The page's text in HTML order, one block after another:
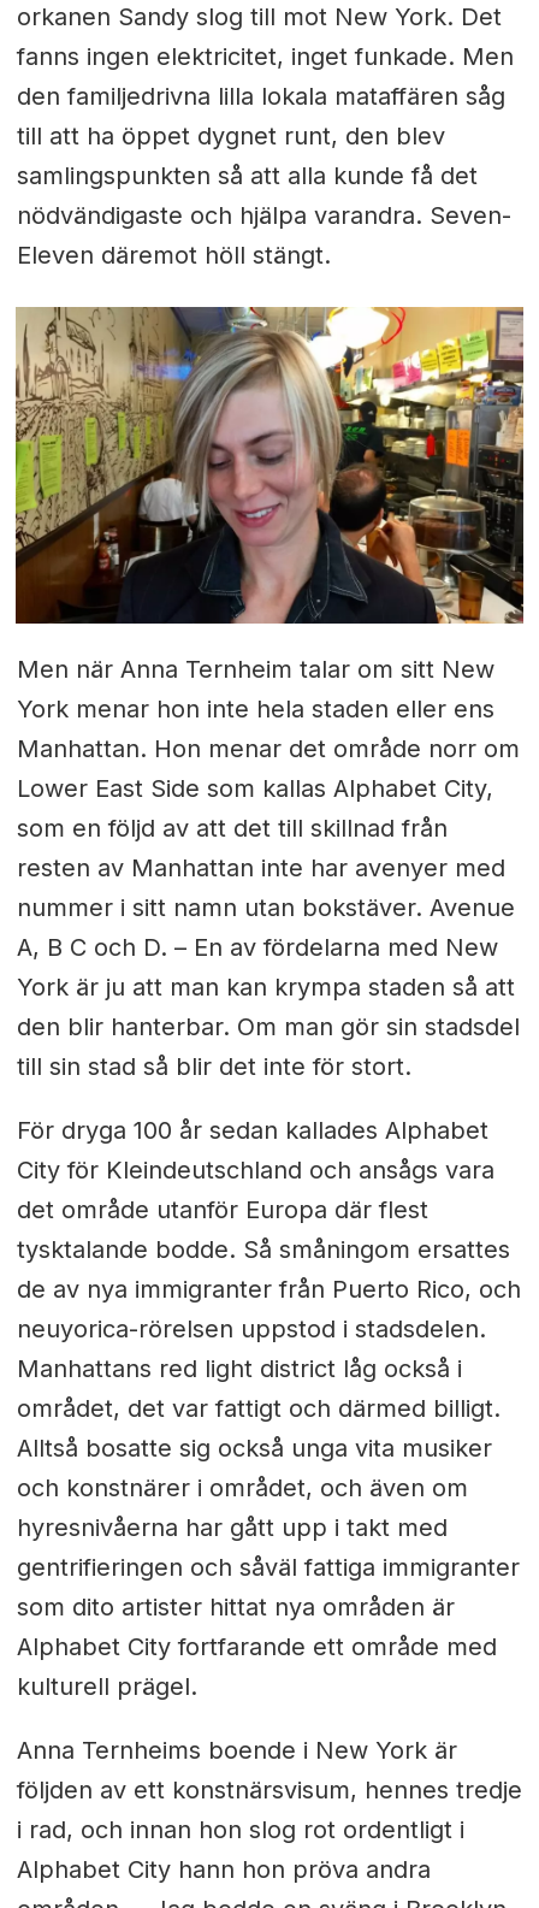
orkanen Sandy slog till mot New York. Det
fanns ingen elektricitet, inget funkade. Men
den familjedrivna lilla lokala mataffären såg
till att ha öppet dygnet runt, den blev
samlingspunkten så att alla kunde få det
nödvändigaste och hjälpa varandra. Seven-
Eleven däremot höll stängt.
Men när Anna Ternheim talar om sitt New
York menar hon inte hela staden eller ens
Manhattan. Hon menar det område norr om
Lower East Side som kallas Alphabet City,
som en följd av att det till skillnad från
resten av Manhattan inte har avenyer med
nummer i sitt namn utan bokstäver. Avenue
A, B C och D. – En av fördelarna med New
York är ju att man kan krympa staden så att
den blir hanterbar. Om man gör sin stadsdel
till sin stad så blir det inte för stort.
För dryga 100 år sedan kallades Alphabet
City för Kleindeutschland och ansågs vara
det område utanför Europa där flest
tysktalande bodde. Så småningom ersattes
de av nya immigranter från Puerto Rico, och
neuyorica-rörelsen uppstod i stadsdelen.
Manhattans red light district låg också i
området, det var fattigt och därmed billigt.
Alltså bosatte sig också unga vita musiker
och konstnärer i området, och även om
hyresnivåerna har gått upp i takt med
gentrifieringen och såväl fattiga immigranter
som dito artister hittat nya områden är
Alphabet City fortfarande ett område med
kulturell prägel.
Anna Ternheims boende i New York är
följden av ett konstnärsvisum, hennes tredje
i rad, och innan hon slog rot ordentligt i
Alphabet City hann hon pröva andra